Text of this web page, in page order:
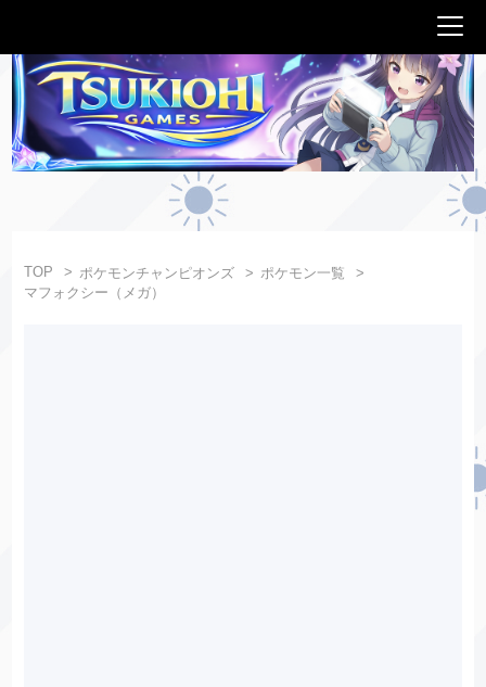
TOP ポケモンチャンピオンズ
ポケモン一覧
マフォクシー（メガ）